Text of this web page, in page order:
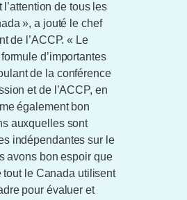
de tous les
», a jouté le chef
de l’ACCP. « Le
d’importantes
de la conférence
et de l’ACCP, en
également bon
auxquelles sont
indépendantes sur le
avons bon espoir que
tout le Canada utilisent
pour évaluer et